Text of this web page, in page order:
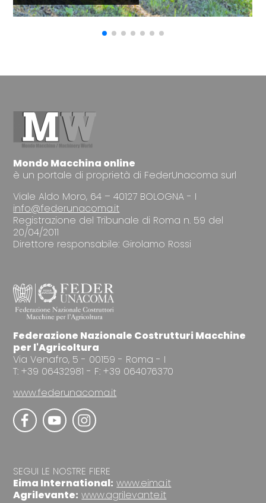
Mondo Macchina online
è un portale di proprietà di FederUnacoma surl
Viale Aldo Moro, 64 – 40127 BOLOGNA - I
info@federunacoma.it
Registrazione del Tribunale di Roma n. 59 del
20/04/2011
Direttore responsabile: Girolamo Rossi
Federazione Nazionale Costrutturi Macchine
per l'Agricoltura
Via Venafro, 5 - 00159 - Roma - I
T: +39 06432981 - F: +39 064076370
www.federunacoma.it
SEGUI LE NOSTRE FIERE
Eima International: www.eima.it
Agrilevante: www.agrilevante.it